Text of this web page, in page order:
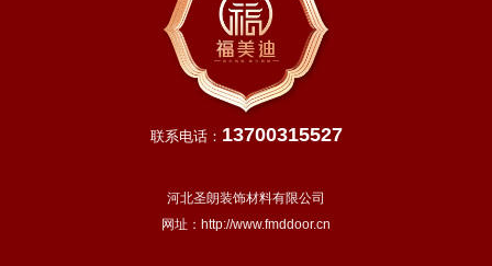
联系电话： 13700315527
河北圣朗装饰材料有限公司
网址： http://www.fmddoor.cn